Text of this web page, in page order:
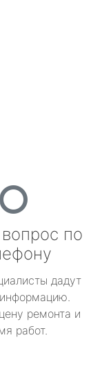
по
дадут
ремонта и
работ.